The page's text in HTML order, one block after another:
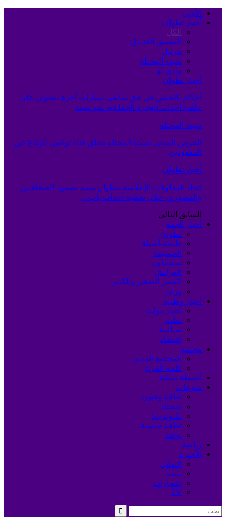
الأولى
أخبار تطوان
الكل
المضيق الفنيدق
مرتيل
سبته المحتلة
وادي لو
أخبار تطوان
أحكام بالحبس في حق سائقي سيارات أجرة بتطوان على
خلفية أحداث الهجرة الجماعية نحو سبتة
سبته المحتلة
الحرس المدني بسبتة المحتلة يطلق قناة تواصل للإبلاغ عن
المفقودين
أخبار تطوان
اتحاد المقاولات الإعلامية بتطوان يشيد بصمود الصحافيين
والمصورين خلال تغطية أحداث باب…
السابق التالي
أخبار الجهة
تطوان
طنجة-أصيلة
الحسيمة
شفشاون
العرائش
القصر الصغير والكبير
وزان
أخبار وطنية
أخبار دولية
تعليم
سياسة
اقتصاد
مجتمع
المجتمع المدني
كلمة القراء
أنشطة ملكية
منوعات
ثقافة وفنون
صحتك
تكنولوجيا
ثقافة جنسية
نوافذ
رياضة
الأخيرة
التهاني
ميديا
إشهارات
TV